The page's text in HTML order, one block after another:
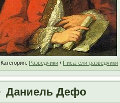
Категория: Разведчики / Писатели-разведчики
Даниель Дефо